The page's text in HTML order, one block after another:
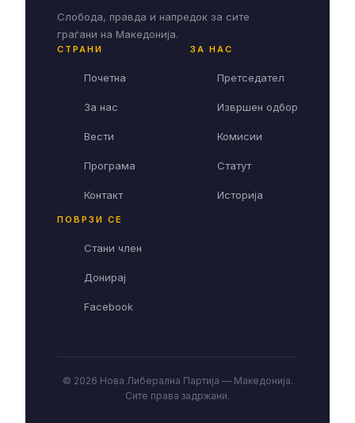
Слобода, правда и напредок за сите
граѓани на Македонија.
СТРАНИ
Почетна
За нас
Вести
Програма
Контакт
ЗА НАС
Претседател
Извршен одбор
Комисии
Статут
Историја
ПОВРЗИ СЕ
Стани член
Донирај
Facebook
© 2026 Нова Либерална Партија — Македонија.
Сите права задржани.